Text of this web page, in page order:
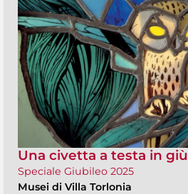
Una civetta a testa in giù
Speciale Giubileo 2025
Musei di Villa Torlonia